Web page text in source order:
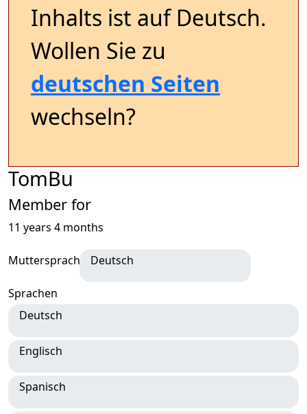
Inhalts ist auf Deutsch.
Wollen Sie zu
deutschen Seiten
wechseln?
TomBu
Member for
11 years 4 months
Muttersprache Deutsch
Sprachen
Deutsch
Englisch
Spanisch